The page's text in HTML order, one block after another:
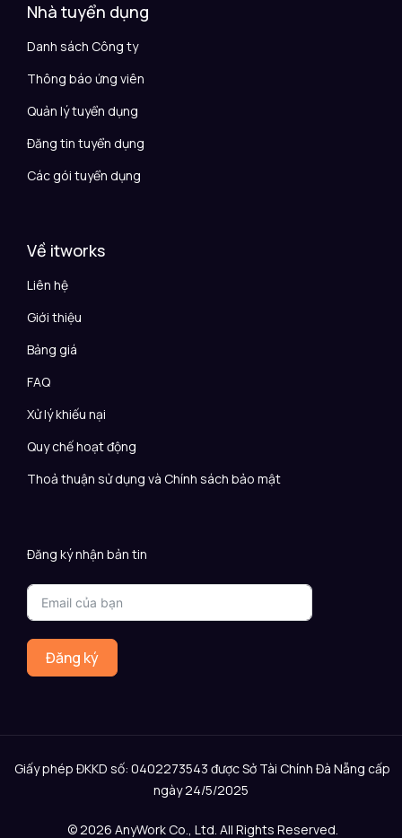
Nhà tuyển dụng
Danh sách Công ty
Thông báo ứng viên
Quản lý tuyển dụng
Đăng tin tuyển dụng
Các gói tuyển dụng
Về itworks
Liên hệ
Giới thiệu
Bảng giá
FAQ
Xử lý khiếu nại
Quy chế hoạt động
Thoả thuận sử dụng và Chính sách bảo mật
Đăng ký nhận bản tin
Đăng ký
Giấy phép ĐKKD số: 0402273543 được Sở Tài Chính Đà Nẵng cấp
ngày 24/5/2025
© 2026 AnyWork Co., Ltd. All Rights Reserved.